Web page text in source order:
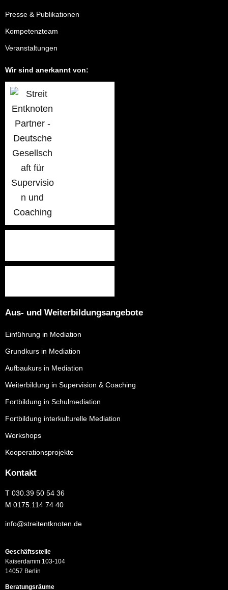
Presse & Publikationen
Kompetenzteam
Veranstaltungen
Wir sind anerkannt von:
Aus- und Weiterbildungsangebote
Einführung in Mediation
Grundkurs in Mediation
Aufbaukurs in Mediation
Weiterbildung in Supervision & Coaching
Fortbildung in Schulmediation
Fortbildung interkulturelle Mediation
Workshops
Kooperationsprojekte
Kontakt
T 030.39 50 54 36
M 0175.114 74 40
info@streitentknoten.de
Geschäftsstelle
Kaiserdamm 103-104
14057 Berlin
Beratungsräume